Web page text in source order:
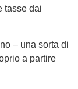
tasse dai
– una sorta di
a partire